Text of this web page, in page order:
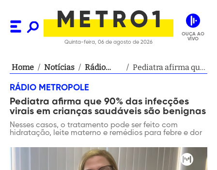
Quinta-feira, 06 de agosto de 2026
OUÇA AO
VIVO
Home / Notícias / Rádio
/ Pediatra afirma que
saudáveis são
benignas
RÁDIO METROPOLE
Pediatra afirma que 90% das infecções
virais em crianças saudáveis são benignas
Nesses casos, o tratamento pode ser feito com
hidratação, leite materno e remédios para febre e dor